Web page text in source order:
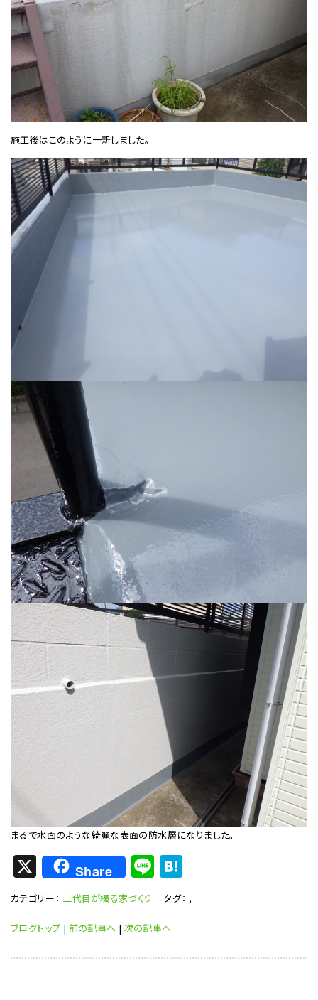
施工後はこのように一新しました。
まるで水面のような綺麗な表面の防水層になりました。
X Share Li
n
e
H
at
e
a
カテゴリー： 二代目が綴る家づくり タグ： ,
ブログトップ | 前の記事へ | 次の記事へ